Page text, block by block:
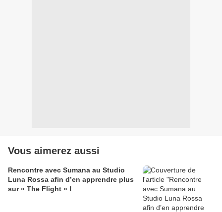
Vous aimerez aussi
Rencontre avec Sumana au Studio
Luna Rossa afin d’en apprendre plus
sur « The Flight » !